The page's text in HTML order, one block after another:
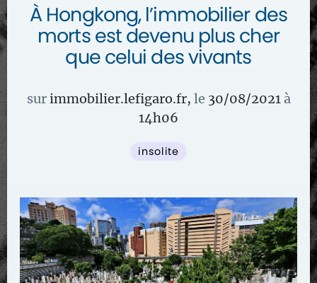
À Hongkong, l’immobilier des
morts est devenu plus cher
que celui des vivants
surimmobilier.lefigaro.fr, le 30/08/2021 à
14h06
insolite